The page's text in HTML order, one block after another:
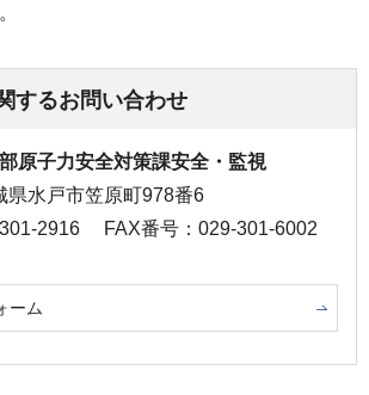
するお問い合わせ
原子力安全対策課安全・監視
県水戸市笠原町978番6
2916
FAX番号：029-301-6002
ーム